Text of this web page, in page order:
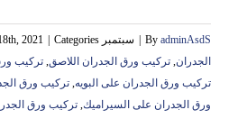
By adminAsdS سبتمبر 18th, 2021 Categories:
الجدران, تركيب ورق الجدران اللاصق, تركيب
تركيب ورق الجدران على البويه, تركيب ورق
ورق الجدران على السيراميك, تركيب ورق